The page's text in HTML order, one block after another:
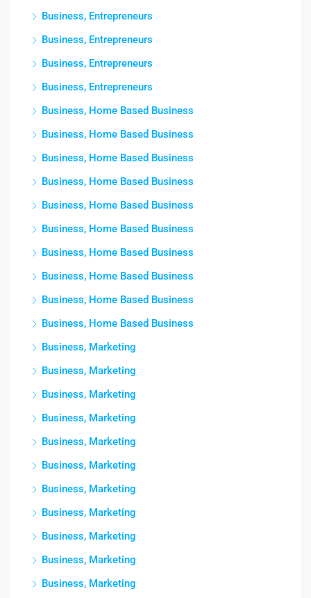
Business, Entrepreneurs
Business, Entrepreneurs
Business, Entrepreneurs
Business, Entrepreneurs
Business, Home Based Business
Business, Home Based Business
Business, Home Based Business
Business, Home Based Business
Business, Home Based Business
Business, Home Based Business
Business, Home Based Business
Business, Home Based Business
Business, Home Based Business
Business, Home Based Business
Business, Marketing
Business, Marketing
Business, Marketing
Business, Marketing
Business, Marketing
Business, Marketing
Business, Marketing
Business, Marketing
Business, Marketing
Business, Marketing
Business, Marketing